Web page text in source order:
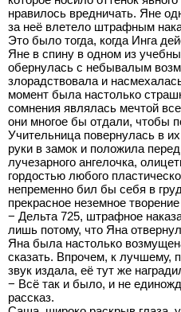
нравилось вредничать. Яне
за неё влетело штрафным
Это было тогда, когда Инга
Яне в спину в одном из
обернулась с небывалым
злорадствовала и
момент была настолько
сомнения являлась мечтой
они многое бы отдали, чтобы
Учительница повернулась в
руки в замок и положила
лучезарного ангелочка,
гордостью любого
непременно бил бы себя в
прекрасное неземное творение
− Дельта 725, штрафное
лишь потому, что Яна
Яна была настолько
сказать. Впрочем, к лучшему,
звук издала, её тут же
− Всё так и было, и не
рассказ.